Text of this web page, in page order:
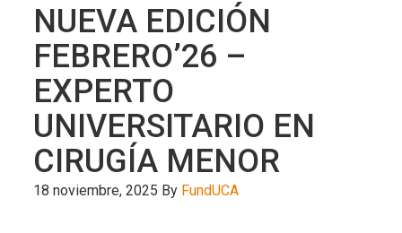
NUEVA EDICIÓN
FEBRERO’26 –
EXPERTO
UNIVERSITARIO EN
CIRUGÍA MENOR
18 noviembre, 2025 By FundUCA